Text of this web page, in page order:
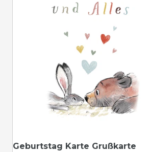
Geburtstag Karte Grußkarte